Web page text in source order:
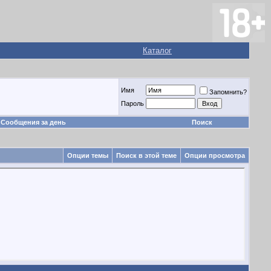
Каталог
Имя
Запомнить?
Пароль
Сообщения за день Поиск
Опции темы Поиск в этой теме Опции просмотра